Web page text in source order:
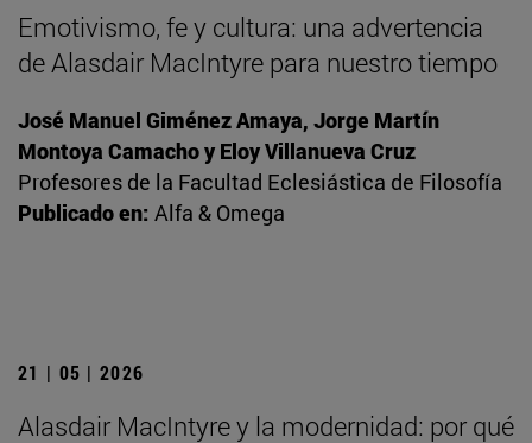
Emotivismo, fe y cultura: una advertencia
de Alasdair MacIntyre para nuestro tiempo
José Manuel Giménez Amaya, Jorge Martín
Montoya Camacho y Eloy Villanueva Cruz
Profesores de la Facultad Eclesiástica de Filosofía
Publicado en: Alfa & Omega
21 | 05 | 2026
Alasdair MacIntyre y la modernidad: por qué